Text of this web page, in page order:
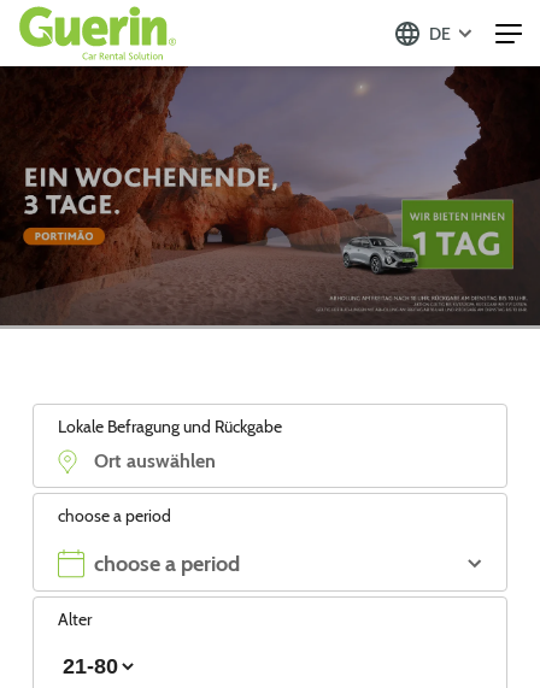
DE
Lokale Befragung und Rückgabe
choose a period
Alter